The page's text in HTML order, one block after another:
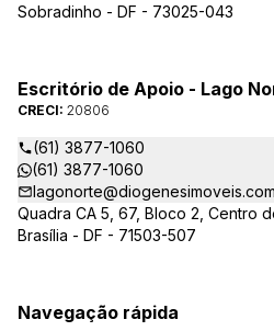
Sobradinho - DF - 73025-043
Escritório de Apoio - Lago
CRECI: 20806
(61) 3877-1060
(61) 3877-1060
lagonorte@diogenesimoveis.com
Quadra CA 5, 67, Bloco 2, Centro
Brasília - DF - 71503-507
Navegação rápida